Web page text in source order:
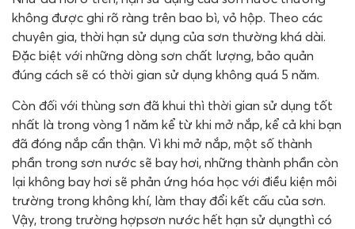
không được ghi rõ ràng trên bao bì, vỏ hộp. Theo các
chuyên gia, thời hạn sử dụng của sơn thường khá dài.
Đặc biệt với những dòng sơn chất lượng, bảo quản
đúng cách sẽ có thời gian sử dụng không quá 5 năm.
Còn đối với thùng sơn đã khui thì thời gian sử dụng tốt
nhất là trong vòng 1 năm kể từ khi mở nắp, kể cả khi bạn
đã đóng nắp cẩn thận. Vì khi mở nắp, một số thành
phần trong sơn nước sẽ bay hơi, những thành phần còn
lại không bay hơi sẽ phản ứng hóa học với điều kiện môi
trường trong không khí, làm thay đổi kết cấu của sơn.
Vậy, trong trường hợpsơn nước hết hạn sử dụngthì có